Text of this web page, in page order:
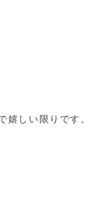
嬉しい限りです。